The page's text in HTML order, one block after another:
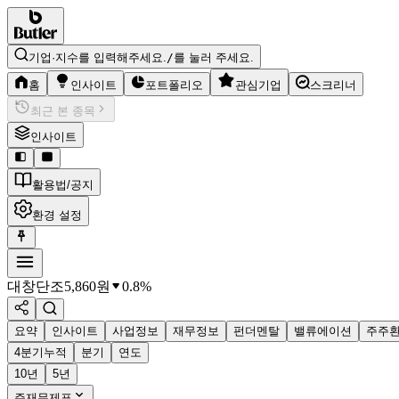
기업·지수를 입력해주세요./를 눌러 주세요.
홈 인사이트 포트폴리오 관심기업
스크리너
최근 본 종목
인사이트
활용법/공지
환경 설정
대창단조5,860원 0.8%
요약 인사이트 사업정보 재무정보 펀더멘탈 밸류에이션 주주
4분기누적
분기
연도
10년
5년